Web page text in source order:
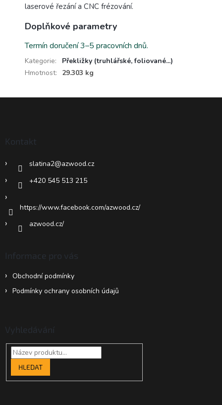
laserové řezání a CNC frézování.
Doplňkové parametry
Termín doručení 3–5 pracovních dnů.
Kategorie:
Překližky (truhlářské, foliované...)
Hmotnost: 29.303 kg
Kontakt
slatina2@azwood.cz
+420 545 513 215
https://www.facebook.com/azwood.cz/
azwood.cz/
Informace pro vás
Obchodní podmínky
Podmínky ochrany osobních údajů
Vyhledávání
HLEDAT